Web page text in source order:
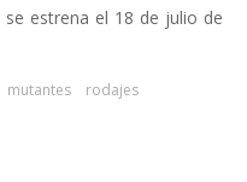
se estrena el 18 de julio de
mutantes rodajes